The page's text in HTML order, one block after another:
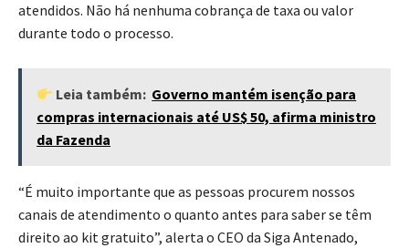
atendidos. Não há nenhuma cobrança de taxa ou valor
durante todo o processo.
Leia também: Governo mantém isenção para
compras internacionais até US$ 50, afirma ministro
da Fazenda
“É muito importante que as pessoas procurem nossos
canais de atendimento o quanto antes para saber se têm
direito ao kit gratuito”, alerta o CEO da Siga Antenado,